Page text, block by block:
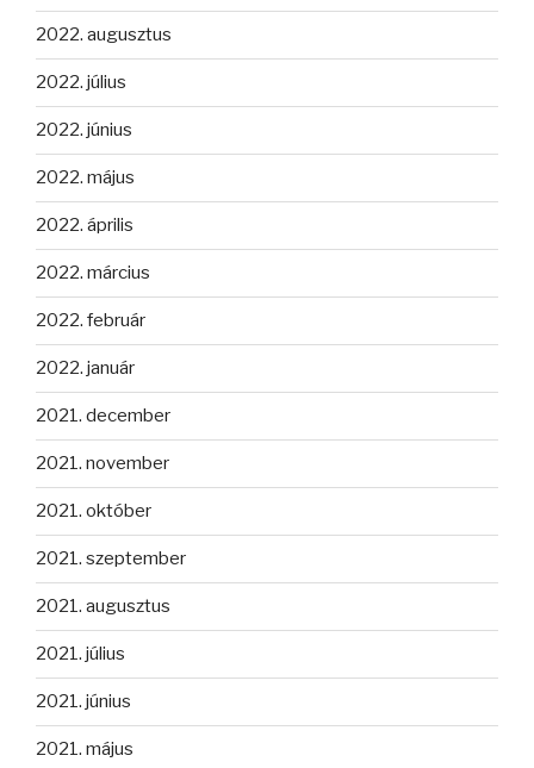
2022. augusztus
2022. július
2022. június
2022. május
2022. április
2022. március
2022. február
2022. január
2021. december
2021. november
2021. október
2021. szeptember
2021. augusztus
2021. július
2021. június
2021. május